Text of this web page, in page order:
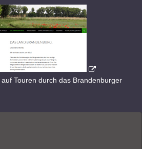
Touren durch das Brandenburger